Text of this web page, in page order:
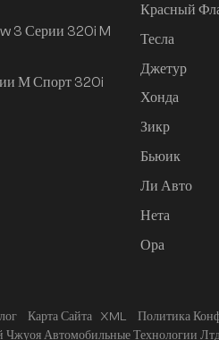
3 Серии 320i M
М Спорт 320i
Красный
Тесла
Джетур
Хонда
Зикр
Бьюик
Ли Авто
Нета
Ора
Карта Сайта XML
Политика
Автомобильные Технологии